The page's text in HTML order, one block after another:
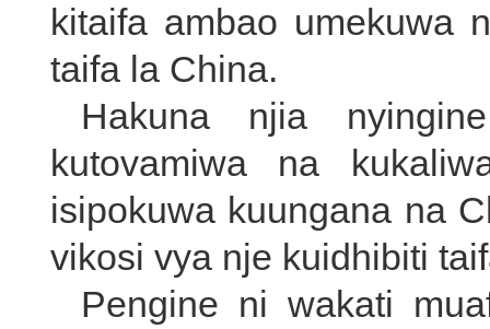
kitaifa ambao umekuwa
taifa la China.
Hakuna njia
kutovamiwa na
isipokuwa kuungana na
vikosi vya nje kuidhibiti
Pengine ni wakati